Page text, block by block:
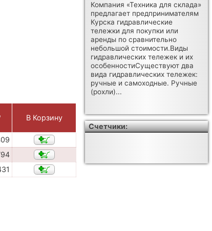
В Корзину
Компания «Техника для склада»
предлагает предпринимателям
Курска гидравлические
тележки для покупки или
аренды по сравнительно
небольшой стоимости.Виды
гидравлических тележек и их
особенностиСуществуют два
вида гидравлических тележек:
ручные и самоходные. Ручные
(рохли)...
Счетчики: